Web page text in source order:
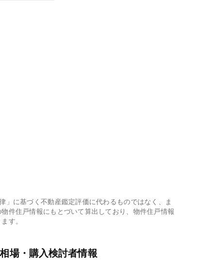
に基づく不動産鑑定評価に代わるものではなく、ま
件住戸情報にもとづいて算出しており、物件住戸情報
す。
場・購入検討者情報